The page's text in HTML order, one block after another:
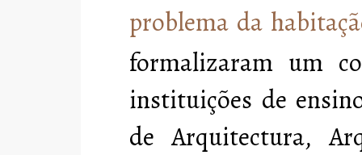
problema da
formalizaram um
instituições de
de Arquitectura,